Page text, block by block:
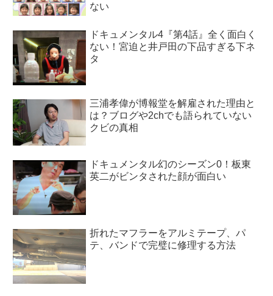
ない
ドキュメンタル4『第4話』全く面白く
ない！宮迫と井戸田の下品すぎる下ネ
タ
三浦孝偉が博報堂を解雇された理由と
は？ブログや2chでも語られていない
クビの真相
ドキュメンタル幻のシーズン0！板東
英二がビンタされた顔が面白い
折れたマフラーをアルミテープ、パ
テ、バンドで完璧に修理する方法